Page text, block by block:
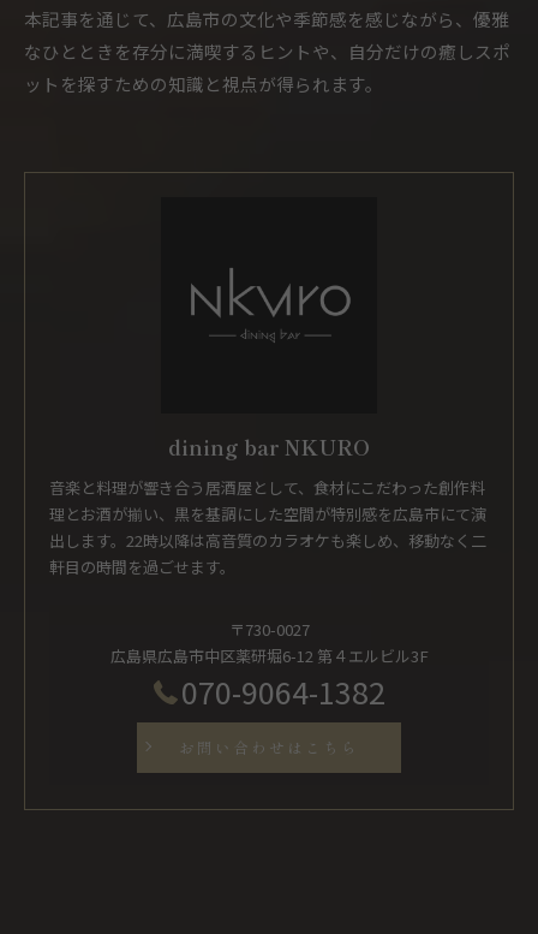
本記事を通じて、広島市の文化や季節感を感じながら、優雅
なひとときを存分に満喫するヒントや、自分だけの癒しスポ
ットを探すための知識と視点が得られます。
dining bar NKURO
音楽と料理が響き合う居酒屋として、食材にこだわった創作料
理とお酒が揃い、黒を基調にした空間が特別感を広島市にて演
出します。22時以降は高音質のカラオケも楽しめ、移動なく二
軒目の時間を過ごせます。
〒730-0027
広島県広島市中区薬研堀6-12 第４エルビル3F
070-9064-1382
お問い合わせはこちら